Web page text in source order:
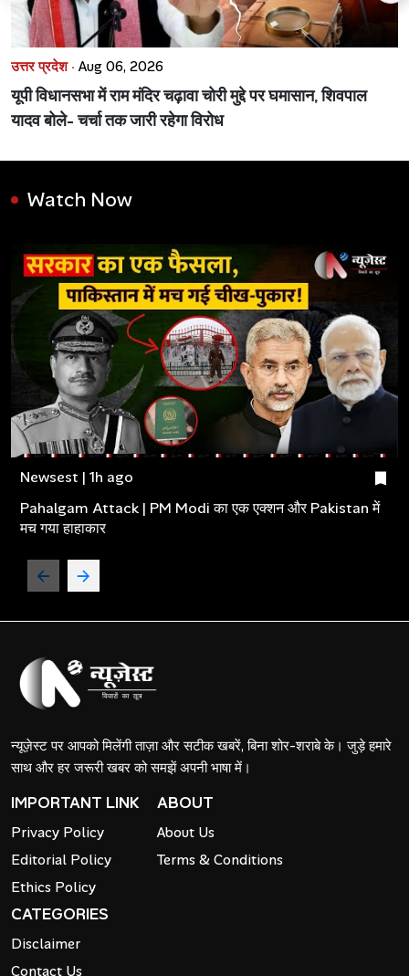
उत्तर प्रदेश · Aug 06, 2026
यूपी विधानसभा में राम मंदिर चढ़ावा चोरी मुद्दे पर घमासान, शिवपाल
यादव बोले- चर्चा तक जारी रहेगा विरोध
Watch Now
Newsest | 1h ago
Pahalgam Attack | PM Modi का एक एक्शन और Pakistan में
मच गया हाहाकार
न्यूज़ेस्ट पर आपको मिलेंगी ताज़ा और सटीक खबरें, बिना शोर-शराबे के। जुड़े हमारे
साथ और हर जरूरी खबर को समझें अपनी भाषा में।
IMPORTANT LINK
Privacy Policy
Editorial Policy
Ethics Policy
ABOUT
About Us
Terms & Conditions
CATEGORIES
Disclaimer
Contact Us